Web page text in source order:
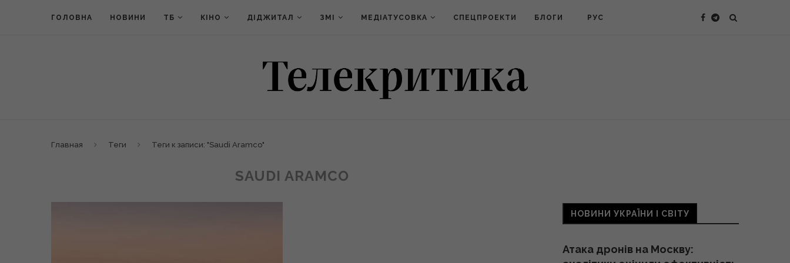
ГОЛОВНА НОВИНИ ТБ КІНО ДІДЖИТАЛ ЗМІ МЕДІАТУСОВКА СПЕЦПРОЕКТИ БЛОГИ РУС
Главная Теги Теги к записи: "Saudi Aramco"
SAUDI ARAMCO
НОВИНИ УКРАЇНИ І СВІТУ
Атака дронів на Москву: